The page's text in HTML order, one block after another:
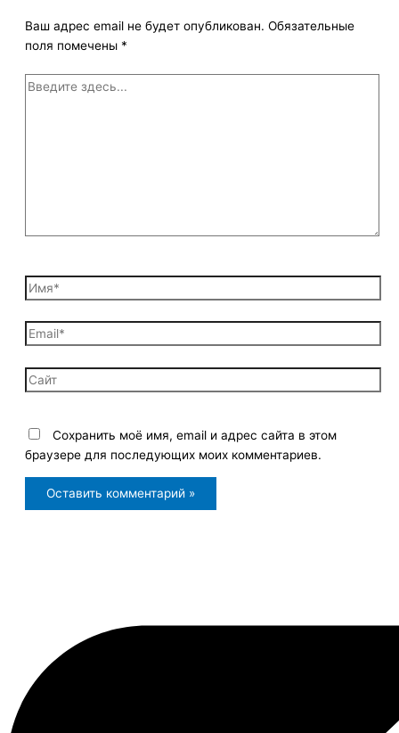
Ваш адрес email не будет опубликован. Обязательные
поля помечены *
Введите
Имя*
Email*
Сайт
Сохранить моё имя, email и адрес сайта в этом
браузере для последующих моих комментариев.